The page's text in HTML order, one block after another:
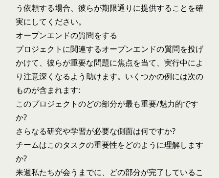
う依頼する場合、彼らが期限通りに提供することを確
実にしてください。
オープンエンドの質問をする
プロジェクトに関連するオープンエンドの質問を投げ
かけて、彼らが重要な問題に焦点を当て、実行中によ
り注意深くなるよう助けます。いくつかの例には次の
ものが含まれます:
このプロジェクトのどの部分が最も重要/魅力的です
か?
さらなる研究や学習が必要な側面は何ですか?
チームはこのタスクの重要性をどのように理解します
か?
来週私たちが会うまでに、どの部分が完了しているこ